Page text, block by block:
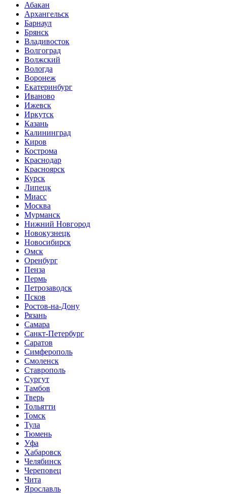
Абакан
Архангельск
Барнаул
Брянск
Владивосток
Волгоград
Волжский
Вологда
Воронеж
Екатеринбург
Иваново
Ижевск
Иркутск
Казань
Калининград
Киров
Кострома
Краснодар
Красноярск
Курск
Липецк
Миасс
Москва
Мурманск
Нижний Новгород
Новокузнецк
Новосибирск
Омск
Оренбург
Пенза
Пермь
Петрозаводск
Псков
Ростов-на-Дону
Рязань
Самара
Санкт-Петербург
Саратов
Симферополь
Смоленск
Ставрополь
Сургут
Тамбов
Тверь
Тольятти
Томск
Тула
Тюмень
Уфа
Хабаровск
Челябинск
Череповец
Чита
Ярославль